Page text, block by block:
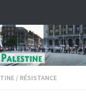
/ RÉSISTANCE